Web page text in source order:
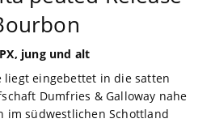
jung und alt
liegt eingebettet in die satten
Dumfries & Galloway nahe
im südwestlichen Schottland